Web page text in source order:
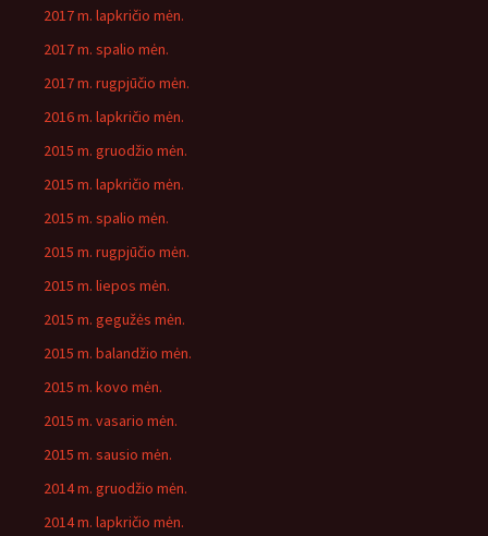
2017 m. lapkričio mėn.
2017 m. spalio mėn.
2017 m. rugpjūčio mėn.
2016 m. lapkričio mėn.
2015 m. gruodžio mėn.
2015 m. lapkričio mėn.
2015 m. spalio mėn.
2015 m. rugpjūčio mėn.
2015 m. liepos mėn.
2015 m. gegužės mėn.
2015 m. balandžio mėn.
2015 m. kovo mėn.
2015 m. vasario mėn.
2015 m. sausio mėn.
2014 m. gruodžio mėn.
2014 m. lapkričio mėn.